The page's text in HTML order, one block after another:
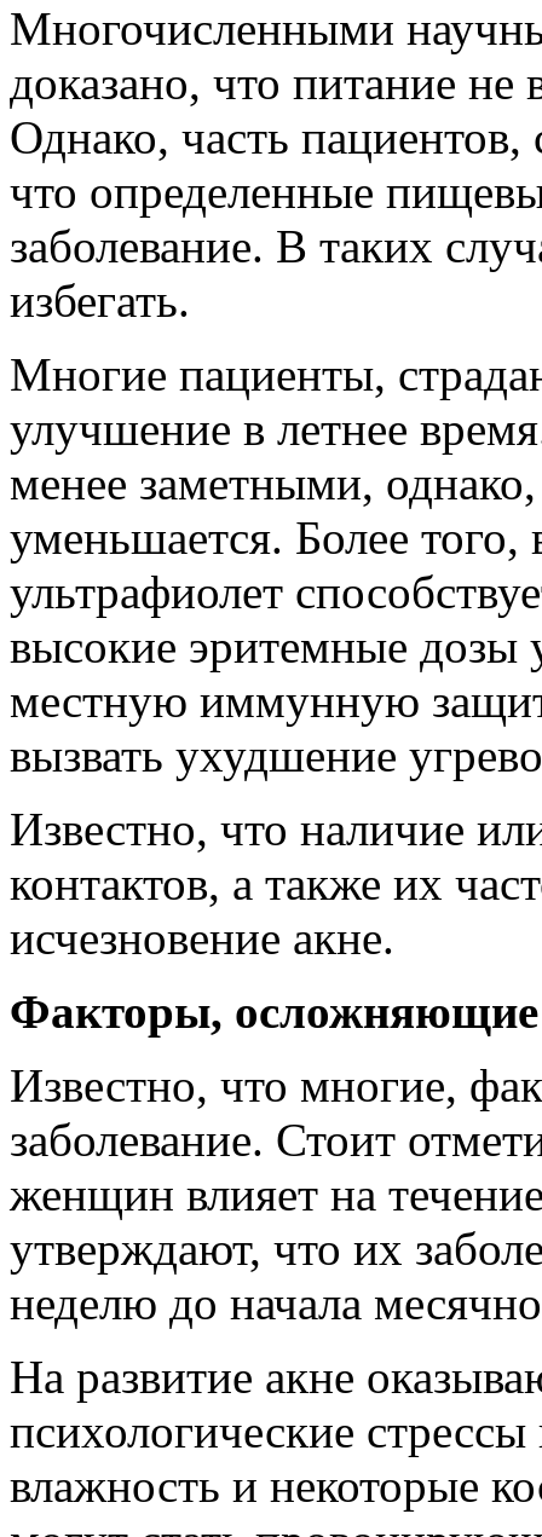
Многочисленными
доказано, что питание не
Однако, часть
что определенные
заболевание. В таких
избегать.
Многие пациенты,
улучшение в летнее
менее заметными,
уменьшается. Более того,
ультрафиолет
высокие эритемные дозы
местную иммунную
вызвать ухудшение
Известно, что наличие
контактов, а также их
исчезновение акне.
Факторы, осложняющие
Известно, что многие,
заболевание. Стоит
женщин влияет на
утверждают, что их
неделю до начала
На развитие акне
психологические
влажность и некоторые